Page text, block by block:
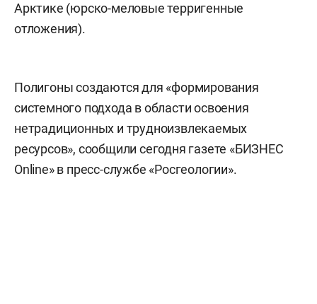
Арктике (юрско-меловые терригенные
отложения).
Полигоны создаются для «формирования
системного подхода в области освоения
нетрадиционных и трудноизвлекаемых
ресурсов», сообщили сегодня газете «БИЗНЕС
Online» в пресс-службе «Росгеологии».